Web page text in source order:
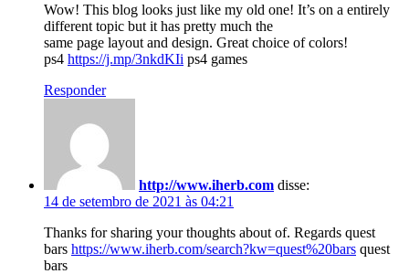
Wow! This blog looks just like my old one! It’s on a entirely
different topic but it has pretty much the
same page layout and design. Great choice of colors!
ps4 https://j.mp/3nkdKIi ps4 games
Responder
http://www.iherb.com disse:
14 de setembro de 2021 às 04:21
Thanks for sharing your thoughts about of. Regards quest
bars https://www.iherb.com/search?kw=quest%20bars quest
bars